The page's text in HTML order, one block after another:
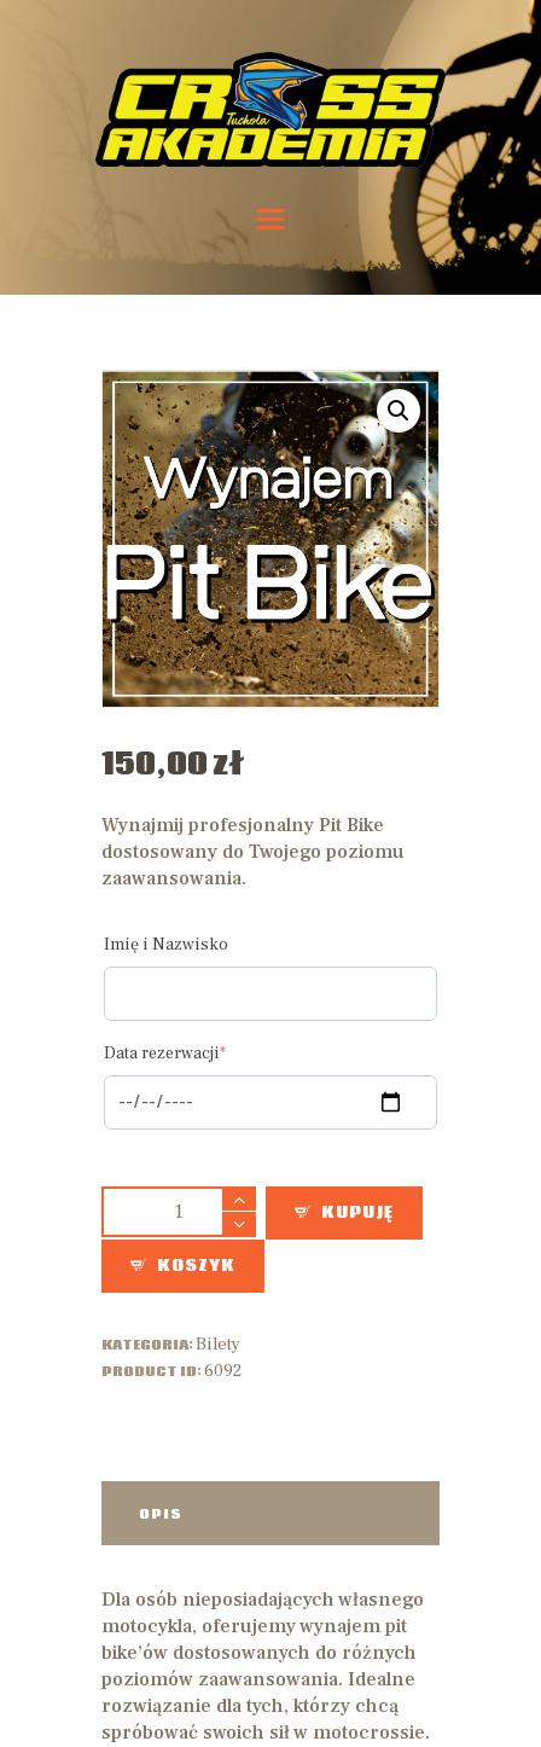
150,00zł
Wynajmij profesjonalny Pit Bike
dostosowany do Twojego poziomu
zaawansowania.
Imię i Nazwisko
Data rezerwacji*
KUPUJĘ
KOSZYK
KATEGORIA:Bilety
PRODUCT ID:6092
OPIS
Dla osób nieposiadających własnego
motocykla, oferujemy wynajem pit
bike’ów dostosowanych do różnych
poziomów zaawansowania. Idealne
rozwiązanie dla tych, którzy chcą
spróbować swoich sił w motocrossie.